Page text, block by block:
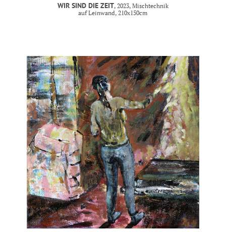
WIR SIND DIE ZEIT, 2023, Mischtechnik
auf Leinwand, 210x150cm